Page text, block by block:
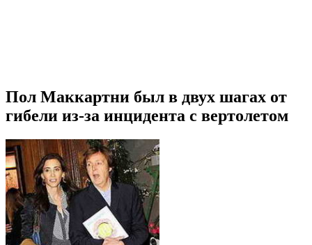
Пол Маккартни был в двух шагах от
гибели из-за инцидента с вертолетом